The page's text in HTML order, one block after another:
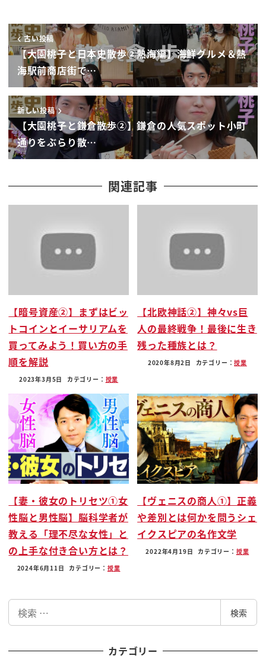
移動したんですけど結構か姉あ今度は兄
そうあのよあの湘南たさーん鎌倉ティって
一本の道デーカラコンだよ
プロ
サーファーん
ぬーていますねなかった一生懸命頑張るん
だねっ
ん車のあるまでがちょっと違ったのかな
熱海でああ
これ違う女待ったって言うんだん
cibone n でニーくっ
いいんじゃねうーんあったからいいですよ
言えばまあわかってい鯉えっ
気になるんでしょ
いいじゃん食べを食べよ
それ一番気になった時が一番食べる時だ
アスカにも塗るこの
いくつディスコ
ショーでいいかじゃあショー行って
ください
経費があるんですよ私は変にしたけどなん
でいいですよありがとうグッ
音だけはお客様で増えましたん
そうですねねぇ
あねーありがとうございます
はい大丈夫ですよ
そうなパターンを超えるとプレーンとが
混じってるタイプなんです絶版奴ぶっ
奏星でも結構多い
うーん
その方でございますねはいありがとう
いいがステラー
lse
ん
あとでみんなねうん食べました方がうん
古い投稿
【大園桃子と日本史散歩②熱海編】海鮮グルメ＆熱
海駅前商店街で…
新しい投稿
【大園桃子と鎌倉散歩②】鎌倉の人気スポット小町
通りをぶらり散…
関連記事
【暗号資産②】まずはビッ
トコインとイーサリアムを
買ってみよう！買い方の手
順を解説
2023年3月5日 カテゴリー： 授業
【北欧神話②】神々vs巨
人の最終戦争！最後に生き
残った種族とは？
2020年8月2日 カテゴリー：授業
【妻・彼女のトリセツ①女
性脳と男性脳】脳科学者が
教える「理不尽な女性」と
の上手な付き合い方とは？
2024年6月11日 カテゴリー： 授業
【ヴェニスの商人①】正義
や差別とは何かを問うシェ
イクスピアの名作文学
2022年4月19日 カテゴリー： 授業
索
検索
カテゴリー